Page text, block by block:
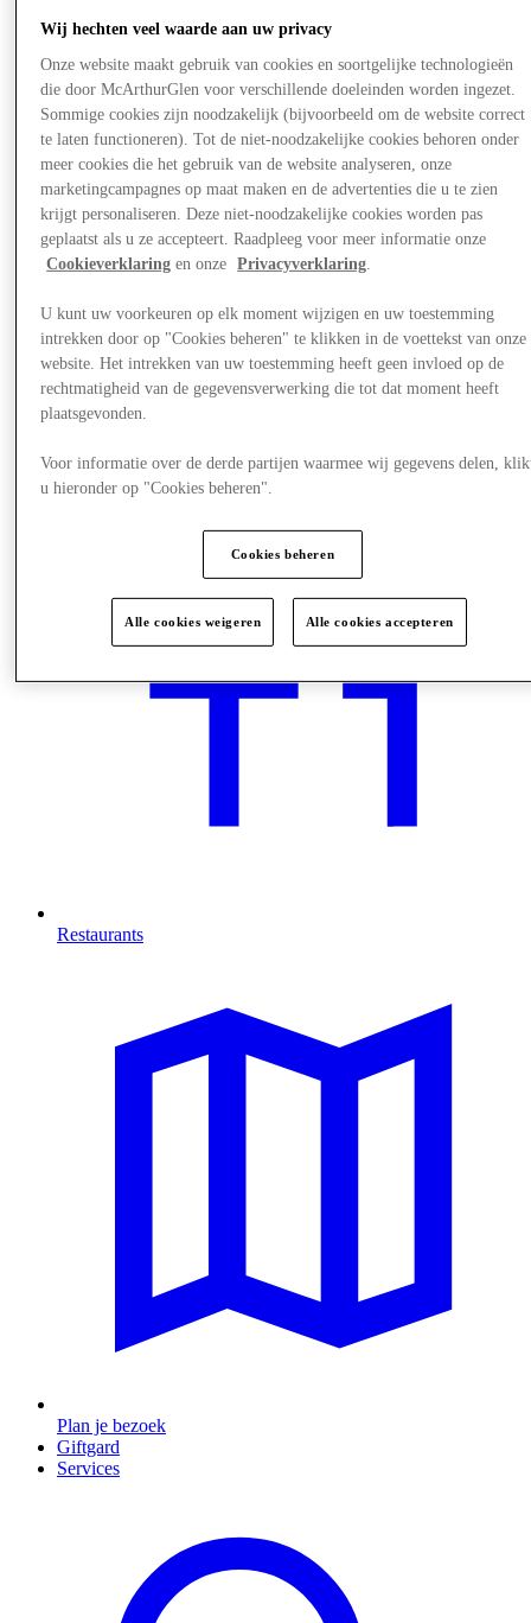
Nieuws
Restaurants
Plan je bezoek
Giftgard
Services
Wij hechten veel waarde aan uw privacy
Onze website maakt gebruik van cookies en soortgelijke technologieën
die door McArthurGlen voor verschillende doeleinden worden ingezet.
Sommige cookies zijn noodzakelijk (bijvoorbeeld om de website correct
te laten functioneren). Tot de niet-noodzakelijke cookies behoren onder
meer cookies die het gebruik van de website analyseren, onze
marketingcampagnes op maat maken en de advertenties die u te zien
krijgt personaliseren. Deze niet-noodzakelijke cookies worden pas
geplaatst als u ze accepteert. Raadpleeg voor meer informatie onze
Cookieverklaring en onze Privacyverklaring
U kunt uw voorkeuren op elk moment wijzigen en uw toestemming
intrekken door op "Cookies beheren" te klikken in de voettekst van onze
website. Het intrekken van uw toestemming heeft geen invloed op de
rechtmatigheid van de gegevensverwerking die tot dat moment heeft
plaatsgevonden.
Voor informatie over de derde partijen waarmee wij gegevens delen,
u hieronder op "Cookies beheren".
Cookies beheren
Alle cookies weigeren Alle cookies accepteren